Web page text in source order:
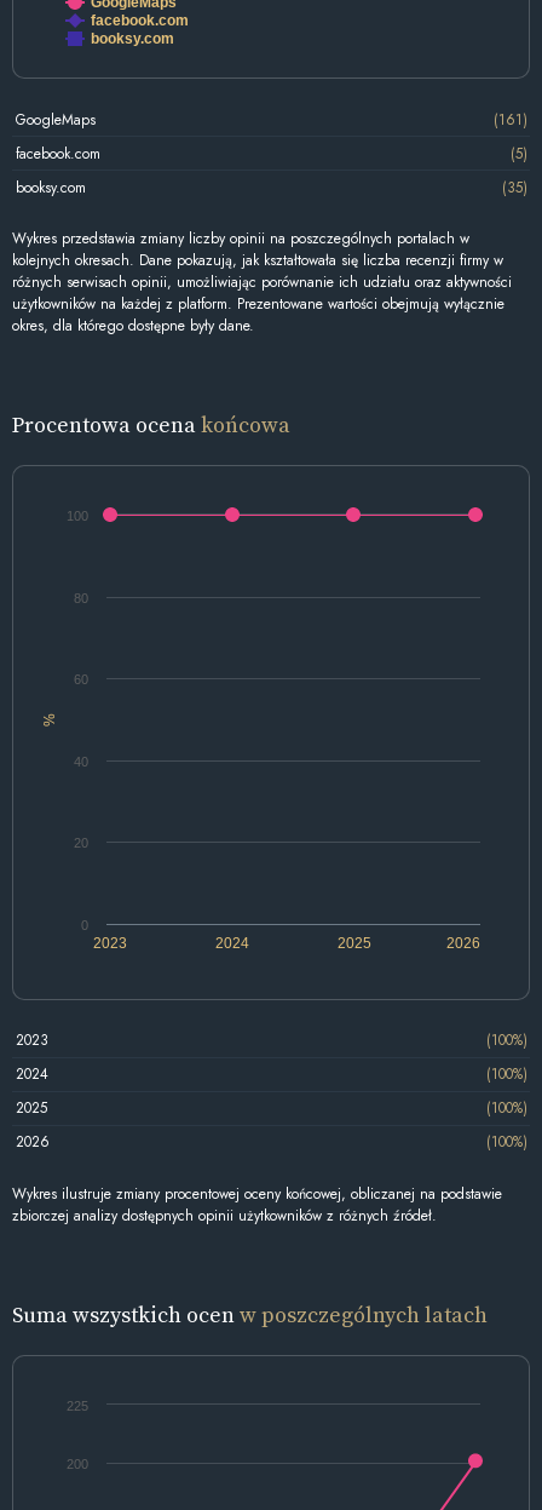
facebook.com
booksy.com
GoogleMaps
(161)
facebook.com
(5)
booksy.com
(35)
Wykres przedstawia zmiany liczby opinii na poszczególnych portalach w
kolejnych okresach. Dane pokazują, jak kształtowała się liczba recenzji firmy w
różnych serwisach opinii, umożliwiając porównanie ich udziału oraz aktywności
użytkowników na każdej z platform. Prezentowane wartości obejmują wyłącznie
okres, dla którego dostępne były dane.
Procentowa ocenakońcowa
%
2024 2026
2023 2025
0
20
40
60
80
100
2023
(100%)
2024
(100%)
2025
(100%)
2026
(100%)
Wykres ilustruje zmiany procentowej oceny końcowej, obliczanej na podstawie
zbiorczej analizy dostępnych opinii użytkowników z różnych źródeł.
Suma wszystkich ocenw poszczególnych latach
200
225